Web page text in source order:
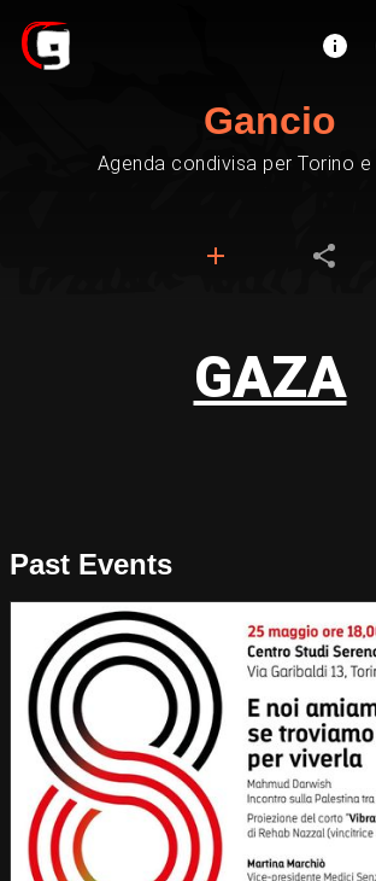
Gancio
Agenda condivisa per Torino e
GAZA
Past Events